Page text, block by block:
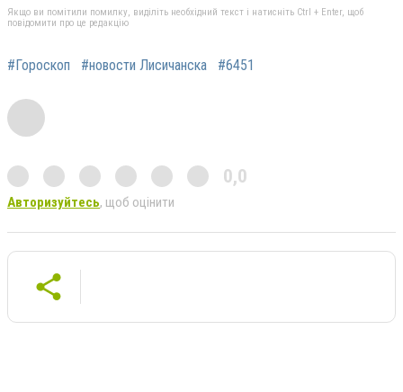
Якщо ви помітили помилку, виділіть необхідний текст і натисніть Ctrl + Enter, щоб
повідомити про це редакцію
#Гороскоп #новости Лисичанска #6451
0,0
Авторизуйтесь, щоб оцінити